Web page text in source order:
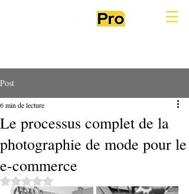
Post
Le processus complet de la
photographie de mode pour le
e-commerce
6 min de lecture
Noté NaN étoiles sur 5.